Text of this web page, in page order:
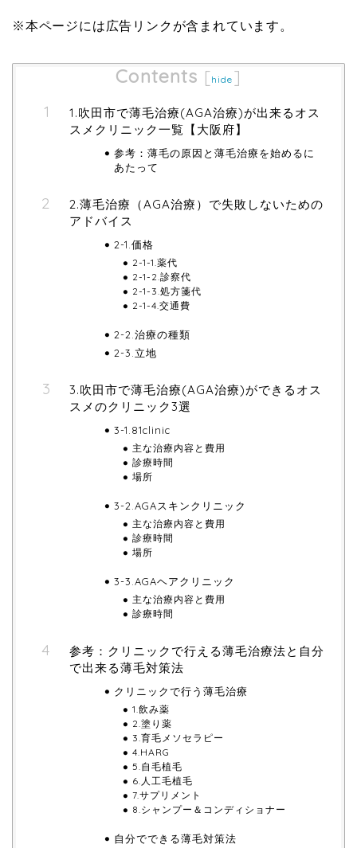
※本ページには広告リンクが含まれています。
Contents [hide ]
1.吹田市で薄毛治療(AGA治療)が出来るオス
スメクリニック一覧【大阪府】
参考：薄毛の原因と薄毛治療を始めるに
あたって
2.薄毛治療（AGA治療）で失敗しないための
アドバイス
2-1.価格
2-1-1.薬代
2-1-2.診察代
2-1-3.処方箋代
2-1-4.交通費
2-2.治療の種類
2-3.立地
3.吹田市で薄毛治療(AGA治療)ができるオス
スメのクリニック3選
3-1.81clinic
主な治療内容と費用
診療時間
場所
3-2.AGAスキンクリニック
主な治療内容と費用
診療時間
場所
3-3.AGAヘアクリニック
主な治療内容と費用
診療時間
参考：クリニックで行える薄毛治療法と自分
で出来る薄毛対策法
クリニックで行う薄毛治療
1.飲み薬
2.塗り薬
3.育毛メソセラピー
4.HARG
5.自毛植毛
6.人工毛植毛
7.サプリメント
8.シャンプー＆コンディショナー
自分でできる薄毛対策法